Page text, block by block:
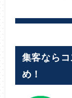
集客なら
め！